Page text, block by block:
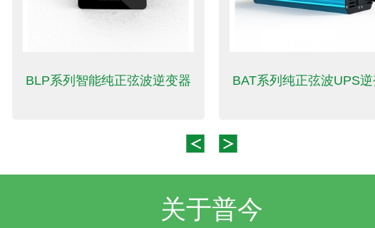
BLP系列智能纯正弦波逆变器 BAT系列纯正弦波UPS
关于普今